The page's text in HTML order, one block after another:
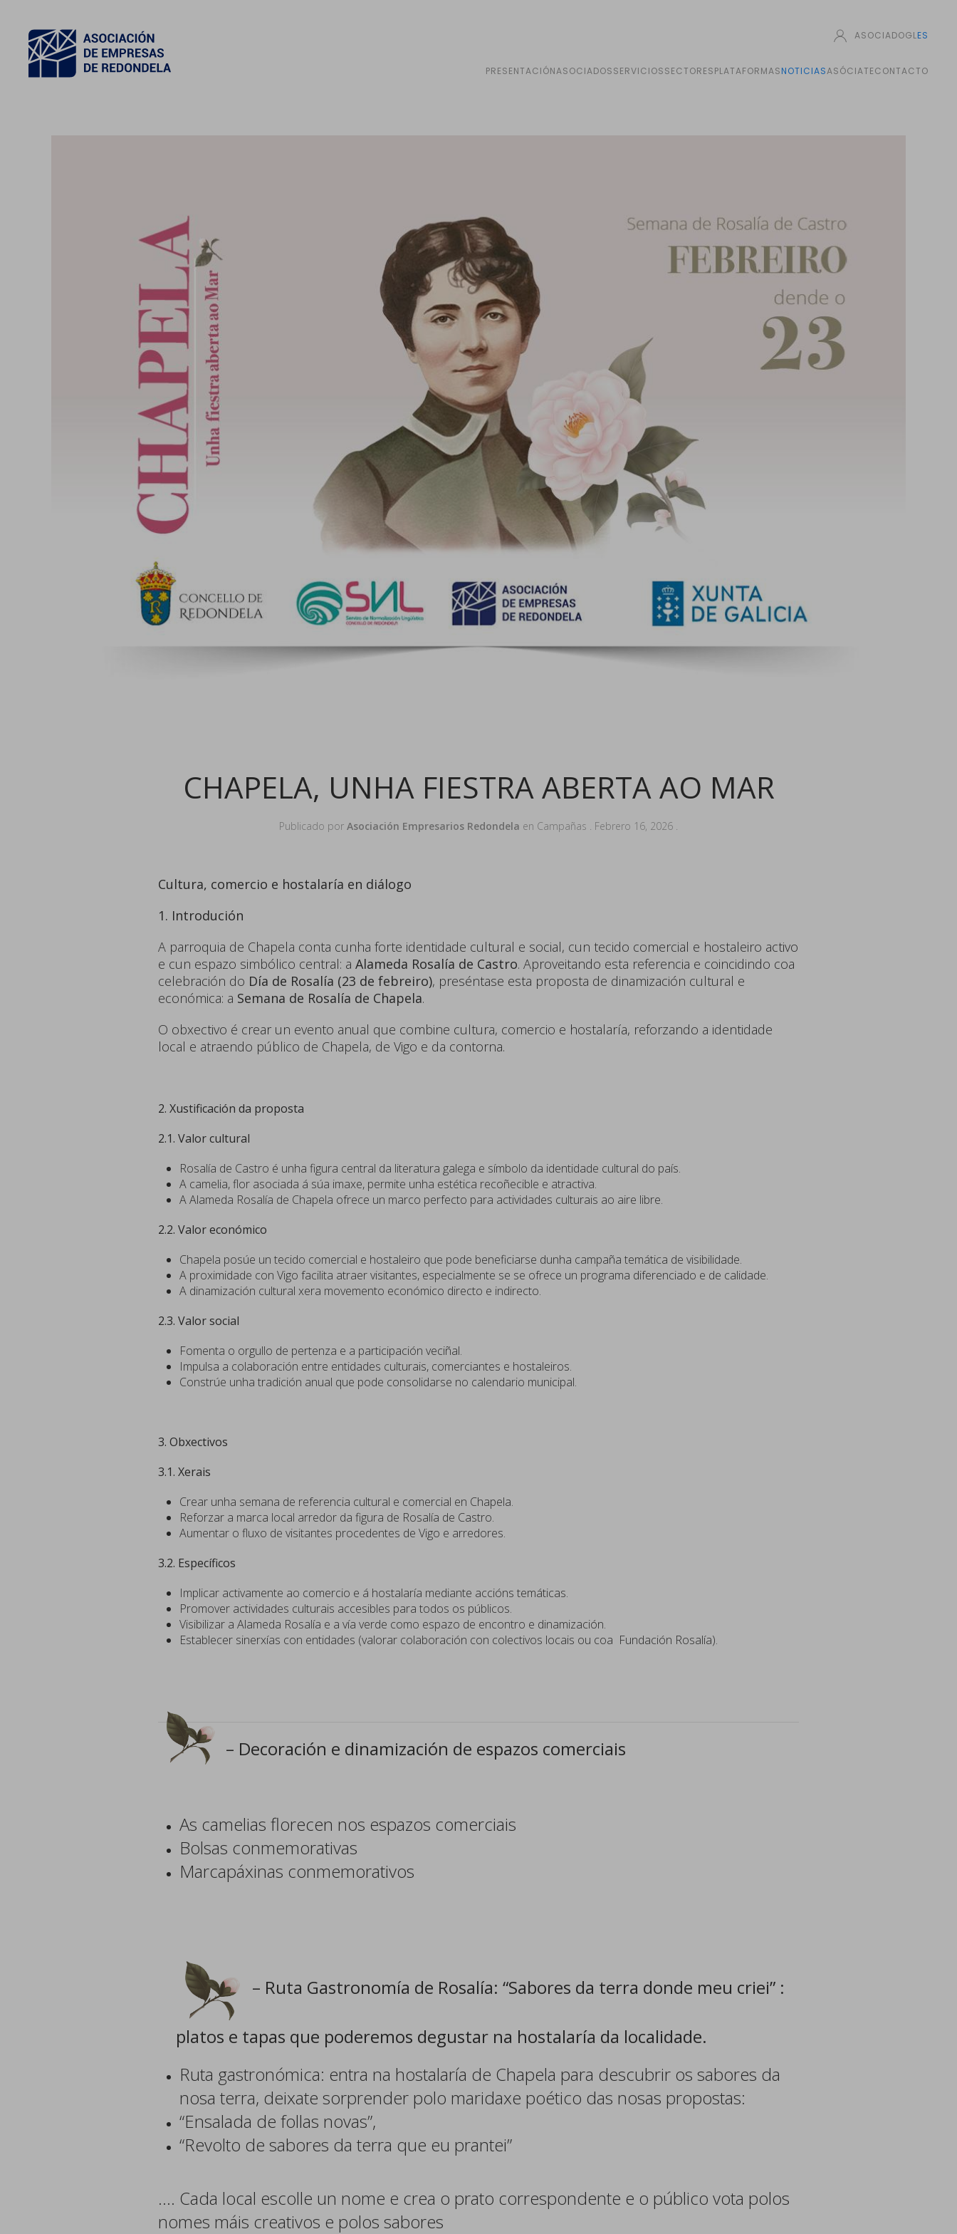
ASOCIADOGLES
PRESENTACIÓNASOCIADOSSERVICIOSSECTORESPLATAFORMASNOTICIASASÓCIATECONTACTO
CHAPELA, UNHA FIESTRA ABERTA AO MAR
Publicado por Asociación Empresarios Redondela en Campañas Febrero 16, 2026
Cultura, comercio e hostalaría en diálogo
1. Introdución
A parroquia de Chapela conta cunha forte identidade cultural e social, cun tecido comercial e hostaleiro activo
e cun espazo simbólico central: a Alameda Rosalía de Castro. Aproveitando esta referencia e coincidindo coa
celebración do Día de Rosalía (23 de febreiro), preséntase esta proposta de dinamización cultural e
económica: a Semana de Rosalía de Chapela.
O obxectivo é crear un evento anual que combine cultura, comercio e hostalaría, reforzando a identidade
local e atraendo público de Chapela, de Vigo e da contorna.
2. Xustificación da proposta
2.1. Valor cultural
Rosalía de Castro é unha figura central da literatura galega e símbolo da identidade cultural do país.
A camelia, flor asociada á súa imaxe, permite unha estética recoñecible e atractiva.
A Alameda Rosalía de Chapela ofrece un marco perfecto para actividades culturais ao aire libre.
2.2. Valor económico
Chapela posúe un tecido comercial e hostaleiro que pode beneficiarse dunha campaña temática de visibilidade.
A proximidade con Vigo facilita atraer visitantes, especialmente se se ofrece un programa diferenciado e de calidade.
A dinamización cultural xera movemento económico directo e indirecto.
2.3. Valor social
Fomenta o orgullo de pertenza e a participación veciñal.
Impulsa a colaboración entre entidades culturais, comerciantes e hostaleiros.
Constrúe unha tradición anual que pode consolidarse no calendario municipal.
3. Obxectivos
3.1. Xerais
Crear unha semana de referencia cultural e comercial en Chapela.
Reforzar a marca local arredor da figura de Rosalía de Castro.
Aumentar o fluxo de visitantes procedentes de Vigo e arredores.
3.2. Específicos
Implicar activamente ao comercio e á hostalaría mediante accións temáticas.
Promover actividades culturais accesibles para todos os públicos.
Visibilizar a Alameda Rosalía e a vía verde como espazo de encontro e dinamización.
Establecer sinerxías con entidades (valorar colaboración con colectivos locais ou coa Fundación Rosalía).
– Decoración e dinamización de espazos comerciais
As camelias florecen nos espazos comerciais
Bolsas conmemorativas
Marcapáxinas conmemorativos
– Ruta Gastronomía de Rosalía: “Sabores da terra donde meu criei” :
platos e tapas que poderemos degustar na hostalaría da localidade.
Ruta gastronómica: entra na hostalaría de Chapela para descubrir os sabores da
nosa terra, deixate sorprender polo maridaxe poético das nosas propostas:
“Ensalada de follas novas”,
“Revolto de sabores da terra que eu prantei”
…. Cada local escolle un nome e crea o prato correspondente e o público vota polos
nomes máis creativos e polos sabores